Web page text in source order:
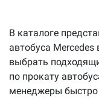
В каталоге
автобуса
выбрать
по прокату
менеджеры быстро